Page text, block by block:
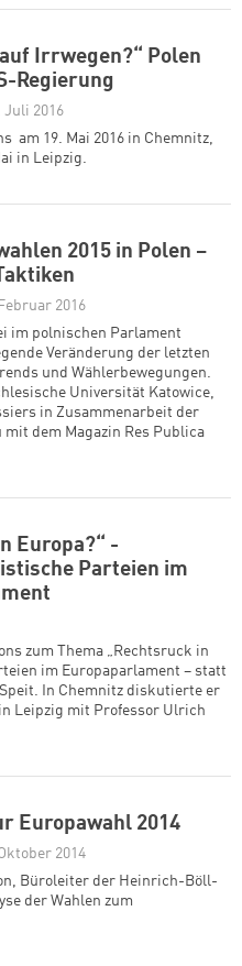
Irrwegen?“ Polen
Regierung
Juli 2016
am 19. Mai 2016 in Chemnitz,
in Leipzig.
2015 in Polen –
2016
im polnischen Parlament
Veränderung der letzten
und Wählerbewegungen.
Universität Katowice,
in Zusammenarbeit der
dem Magazin Res Publica
Europa?“ -
Parteien im
zum Thema „Rechtsruck in
im Europaparlament – statt
In Chemnitz diskutierte er
Leipzig mit Professor Ulrich
Europawahl 2014
2014
Büroleiter der Heinrich-Böll-
der Wahlen zum